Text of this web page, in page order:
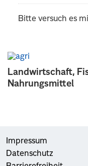
Landwirtschaft,
Nahrungsmittel
Bitte versuch es
Impressum
Datenschutz